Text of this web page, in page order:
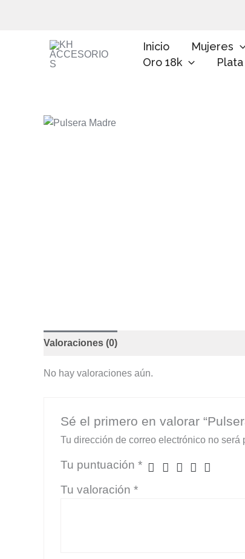
Inicio Mujeres
Oro 18k
Plata
Valoraciones (0)
No hay valoraciones aún.
Sé el primero en valorar
Tu dirección de correo electrónico no será
Tu puntuación *
Tu valoración *